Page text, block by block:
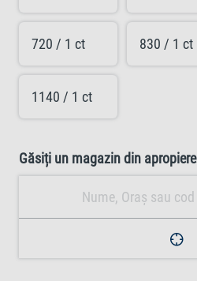
720 / 1 ct 830 / 1 ct
1140 / 1 ct
Găsiți un magazin din apropiere